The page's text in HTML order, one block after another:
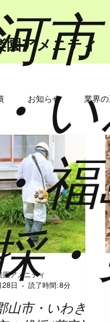
園アメニティ
お知らせ 業界
山市・いわき
園アメニティ
日
読了時間: 8分